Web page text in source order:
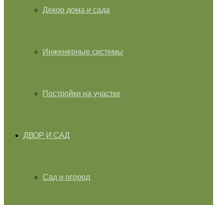
Декор дома и сада
Инженерные системы
Постройки на участке
ДВОР И САД
Сад и огород